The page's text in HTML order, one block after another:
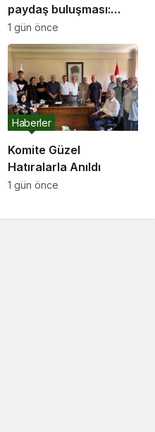
paydaş buluşması:
“İletişim kanallarımız
hep açık olacak”
1 gün önce
Komite Güzel
Hatıralarla Anıldı
Haberler
1 gün önce